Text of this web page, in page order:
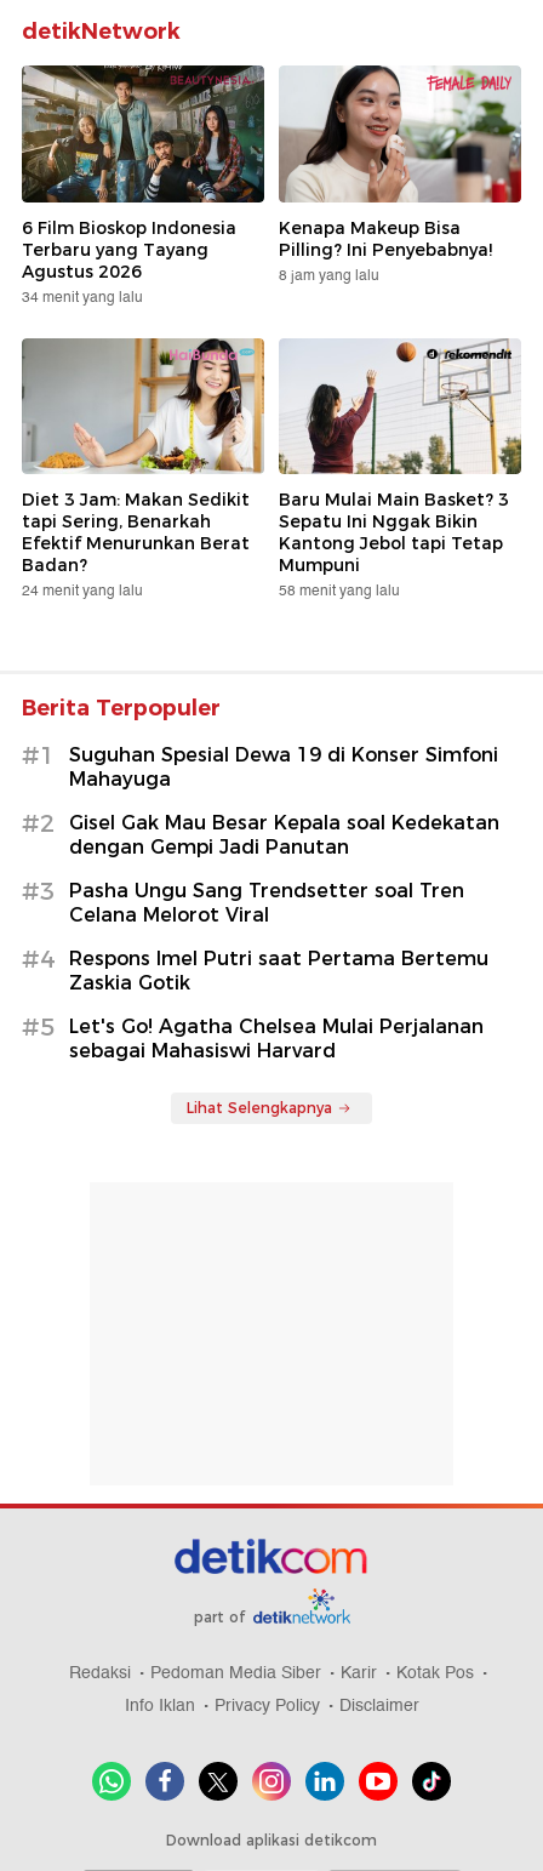
detikNetwork
6 Film Bioskop Indonesia
Terbaru yang Tayang
Agustus 2026
34 menit yang lalu
Kenapa Makeup Bisa
Pilling? Ini Penyebabnya!
8 jam yang lalu
Diet 3 Jam: Makan Sedikit
tapi Sering, Benarkah
Efektif Menurunkan Berat
Badan?
24 menit yang lalu
Baru Mulai Main Basket? 3
Sepatu Ini Nggak Bikin
Kantong Jebol tapi Tetap
Mumpuni
58 menit yang lalu
Berita Terpopuler
#1
Suguhan Spesial Dewa 19 di Konser Simfoni
Mahayuga
#2
Gisel Gak Mau Besar Kepala soal Kedekatan
dengan Gempi Jadi Panutan
#3
Pasha Ungu Sang Trendsetter soal Tren
Celana Melorot Viral
#4
Respons Imel Putri saat Pertama Bertemu
Zaskia Gotik
#5
Let's Go! Agatha Chelsea Mulai Perjalanan
sebagai Mahasiswi Harvard
Lihat Selengkapnya
part of
Redaksi Pedoman Media Siber Karir
Kotak Pos
Info Iklan
Privacy Policy Disclaimer
Download aplikasi detikcom